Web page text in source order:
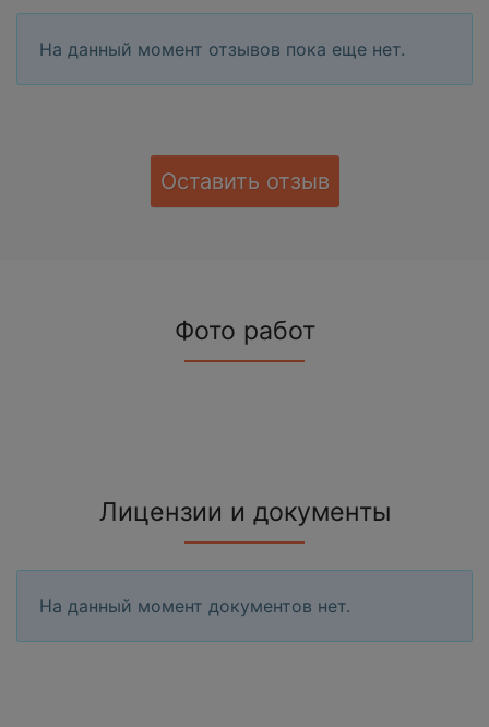
На данный момент отзывов пока еще нет.
Оставить отзыв
Фото работ
Лицензии и документы
На данный момент документов нет.